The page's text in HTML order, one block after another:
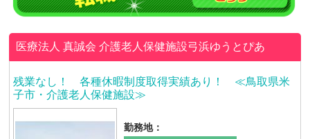
医療法人 真誠会介護老人保健施設弓浜ゆうとぴあ
残業なし！ 各種休暇制度取得実績あり！ ≪鳥取県米
子市・介護老人保健施設≫
勤務地：